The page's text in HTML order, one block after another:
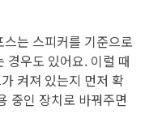
는 스피커를 기준으로
경우도 있어요. 이럴 때
켜져 있는지 먼저 확
중인 장치로 바꿔주면